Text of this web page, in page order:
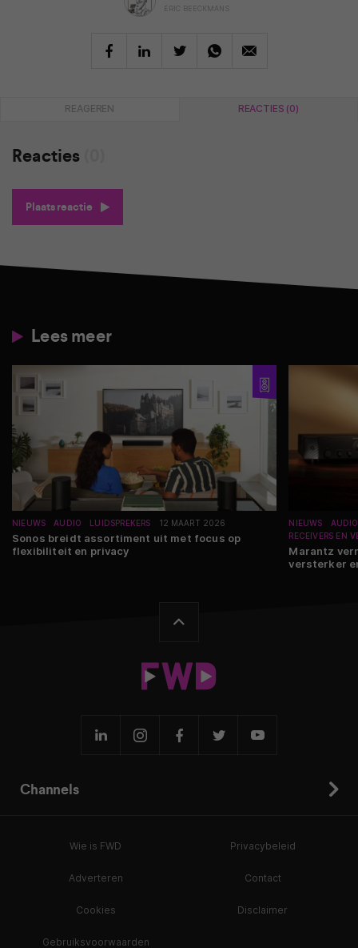
ERIC BEECKMANS
REAGEREN REACTIES (0)
Reacties
Plaats reactie
Lees meer
NIEUWS AUDIO LUIDSPREKERS 12 MAART 2026
Sonos breidt assortiment uit met focus op
flexibiliteit en privacy
NIEUWS
AUDIO
RECEIVERS EN
Marantz
versterker
Channels
Wie is FWD Privacybeleid
Adverteren Contact
Cookies Disclaimer
Gebruiksvoorwaarden